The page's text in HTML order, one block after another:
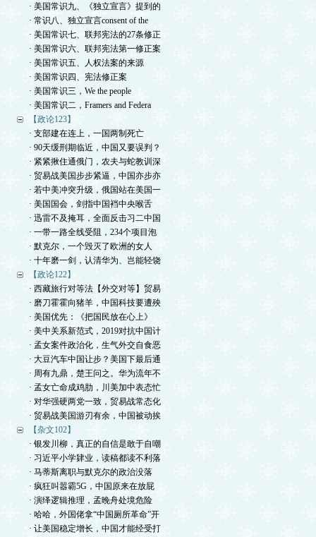
· 美国常识九、《独立宣言》提到的
· 常识八、独立宣言consent of the
· 美国常识七、联邦宪法的27条修正
· 美国常识六、联邦宪法第一修正案
· 美国常识五、人权法案的来源
· 美国常识四、宪法修正案
· 美国常识三，We the people
· 美国常识二，Framers and Federa
【政论123】
· 支部建在连上，一国两制死亡
· 90天缓刑期临近，中国又要误判？
· 紧紧揪住通俄门，农夫与蛇教训深
· 贸易战美国步步紧逼，中国亦步亦
· 若中美冲突升级，俄国站在美国一
· 美国国会，剑指中国裆中央喉舌
· 迅雷不及掩耳，全面反击习二中国
· 一带一路全线受阻，234个项目泡
· 默克尔，一个毁灭了欧洲的女人
· 十年磨一剑，认清华为、岂能轻饶
【政论122】
· 西藏旅行对等法【外交对等】贸易
· 磨刀霍霍向猪羊，中国科技要遭殃
· 美国优先：《把国民放在心上》
· 美中关系新范式，2019对抗中国计
· 孟女案件政治化，生气外交自食恶
· 大豆汽车中国让步？美国下最后通
· 周有九鼎，楚王问之。华为流年不
· 孟女亡命成鸡肋，川美加中表态忙
· 对华强硬两党一致，贸易战常态化
· 贸易战美国游刃有余，中国被动挨
【杂文102】
· 银发川柳，真正的自信是敢于自嘲
· 习近平小学肄业，读稿都读不利落
· 马蒂斯离职与默克尔的政治没落
· 疯狂叫嚣霸5G，中国原来在放屁
· 演绎逻辑推理，孟晚舟处境危险
· 哈哈，外国佬拿“中国厕所革命”开
· 让美国稳定增长，中国才能经受打